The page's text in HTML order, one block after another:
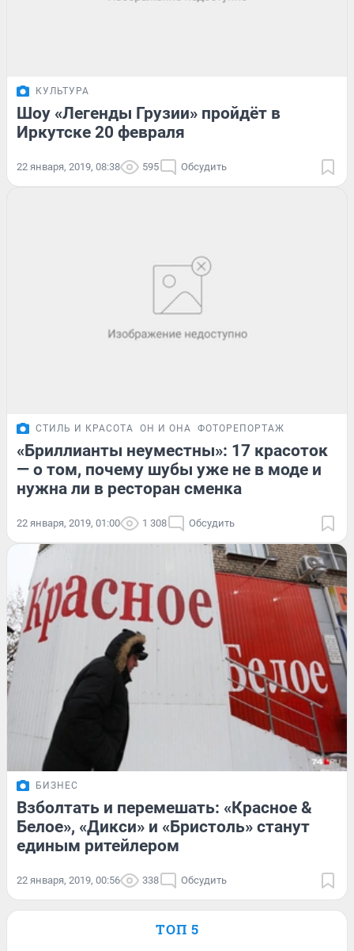
КУЛЬТУРА
Шоу «Легенды Грузии» пройдёт в
Иркутске 20 февраля
22 января, 2019, 08:38 595 Обсудить
СТИЛЬ И КРАСОТА ОН И ОНА ФОТОРЕПОРТАЖ
«Бриллианты неуместны»: 17 красоток
— о том, почему шубы уже не в моде и
нужна ли в ресторан сменка
22 января, 2019, 01:00 1 308 Обсудить
БИЗНЕС
Взболтать и перемешать: «Красное &
Белое», «Дикси» и «Бристоль» станут
единым ритейлером
22 января, 2019, 00:56 338 Обсудить
ТОП 5